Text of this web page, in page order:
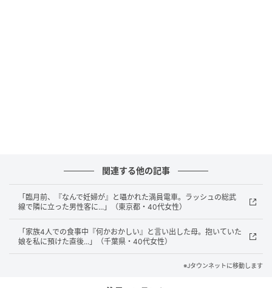
関連する他の記事
「臨月前、『なんで妊婦が』と囁かれた満員電車。ラッシュの総武
線で隣に立った男性客に...」（東京都・40代女性）
「家族4人での食事中『何かおかしい』と言い出した母。抱いていた
娘を私に預けた直後...」（千葉県・40代女性）
※Jタウンネットに移動します